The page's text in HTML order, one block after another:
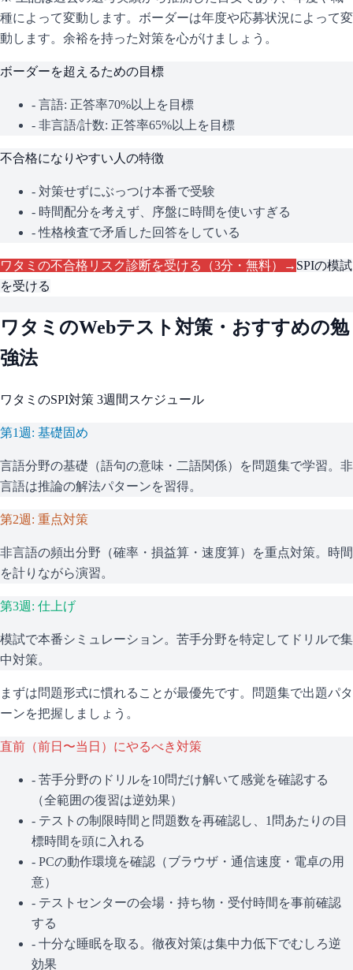
種によって変動します。 ボーダーは年度や応募状況によって変
動します。余裕を持った対策を心がけましょう。
ボーダーを超えるための目標
- 言語: 正答率70%以上を目標
- 非言語/計数: 正答率65%以上を目標
不合格になりやすい人の特徴
- 対策せずにぶっつけ本番で受験
- 時間配分を考えず、序盤に時間を使いすぎる
- 性格検査で矛盾した回答をしている
ワタミ の不合格リスク診断を受ける（3分・無料）→ SPIの模試
を受ける
ワタミ のWebテスト対策・おすすめの勉
強法
ワタミ のSPI対策 3週間スケジュール
第1週: 基礎固め
言語分野の基礎（語句の意味・二語関係）を問題集で学習。非
言語は推論の解法パターンを習得。
第2週: 重点対策
非言語の頻出分野（確率・損益算・速度算）を重点対策。時間
を計りながら演習。
第3週: 仕上げ
模試で本番シミュレーション。苦手分野を特定してドリルで集
中対策。
まずは問題形式に慣れることが最優先です。問題集で出題パタ
ーンを把握しましょう。
直前（前日〜当日）にやるべき対策
- 苦手分野のドリルを10問だけ解いて感覚を確認する
（全範囲の復習は逆効果）
- テストの制限時間と問題数を再確認し、1問あたりの目
標時間を頭に入れる
- PCの動作環境を確認（ブラウザ・通信速度・電卓の用
意）
- テストセンターの会場・持ち物・受付時間を事前確認
する
- 十分な睡眠を取る。徹夜対策は集中力低下でむしろ逆
効果